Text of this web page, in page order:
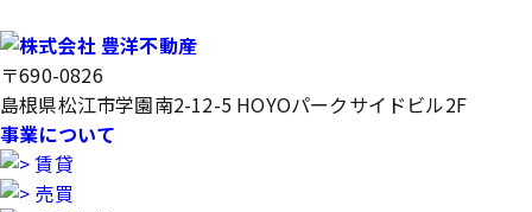
〒690-0826
島根県松江市学園南2-12-5 HOYOパークサイドビル2F
事業について
賃貸
売買